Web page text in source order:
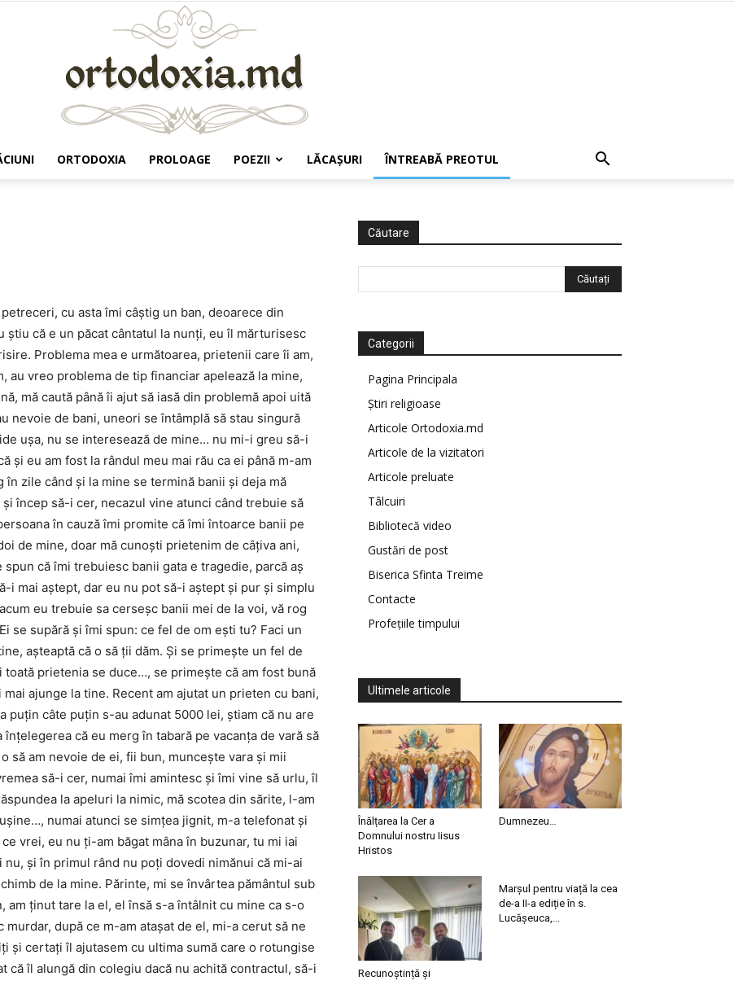
ORTODOXIA PROLOAGE POEZII LĂCAŞURI ÎNTREABĂ PREOTUL
cu asta îmi câştig un ban, deoarece din
ştiu că e un păcat cântatul la nunţi, eu îl mărturisesc
Problema mea e următoarea, prietenii care îi am,
au vreo problema de tip financiar apelează la mine,
mă caută până îi ajut să iasă din problemă apoi uită
nevoie de bani, uneori se întâmplă să stau singură
uşa, nu se interesează de mine… nu mi-i greu să-i
şi eu am fost la rândul meu mai rău ca ei până m-am
zile când şi la mine se termină banii şi deja mă
încep să-i cer, necazul vine atunci când trebuie să
în cauză îmi promite că îmi întoarce banii pe
de mine, doar mă cunoşti prietenim de câţiva ani,
că îmi trebuiesc banii gata e tragedie, parcă aş
i mai aştept, dar eu nu pot să-i aştept şi pur şi simplu
eu trebuie sa cerseşc banii mei de la voi, vă rog
se supără şi îmi spun: ce fel de om eşti tu? Faci un
aşteaptă că o să ţii dăm. Şi se primeşte un fel de
prietenia se duce…, se primeşte că am fost bună
ajunge la tine. Recent am ajutat un prieten cu bani,
puţin câte puţin s-au adunat 5000 lei, ştiam că nu are
că eu merg în tabară pe vacanţa de vară să
să am nevoie de ei, fii bun, munceşte vara şi mii
să-i cer, numai îmi amintesc şi îmi vine să urlu, îl
la apeluri la nimic, mă scotea din sărite, l-am
numai atunci se simţea jignit, m-a telefonat şi
vrei, eu nu ţi-am băgat mâna în buzunar, tu mi iai
şi în primul rând nu poţi dovedi nimănui că mi-ai
de la mine. Părinte, mi se învârtea pământul sub
am ţinut tare la el, el însă s-a întâlnit cu mine ca s-o
după ce m-am ataşat de el, mi-a cerut să ne
şi certaţi îl ajutasem cu ultima sumă care o rotungise
că îl alungă din colegiu dacă nu achită contractul, să-i
Căutare
Categorii
Pagina Principala
Știri religioase
Articole Ortodoxia.md
Articole de la vizitatori
Articole preluate
Tâlcuiri
Bibliotecă video
Gustări de post
Biserica Sfinta Treime
Contacte
Profețiile timpului
Ultimele articole
Înălțarea la Cer a
Domnului nostru Iisus
Hristos
Dumnezeu…
Recunoștință și
Marșul pentru viață la cea
de-a II-a ediție în s.
Lucășeuca,...